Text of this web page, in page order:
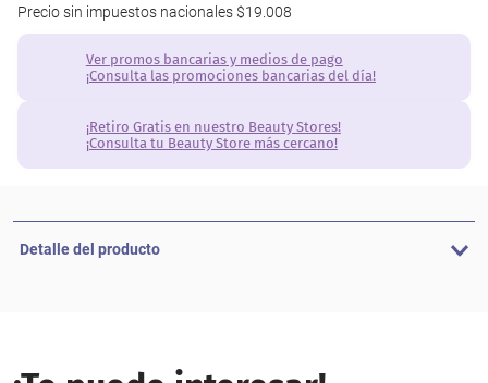
Precio sin impuestos nacionales $19.008
Ver promos bancarias y medios de pago
¡Consulta las promociones bancarias del día!
¡Retiro Gratis en nuestro Beauty Stores!
¡Consulta tu Beauty Store más cercano!
Detalle del producto
10. cher